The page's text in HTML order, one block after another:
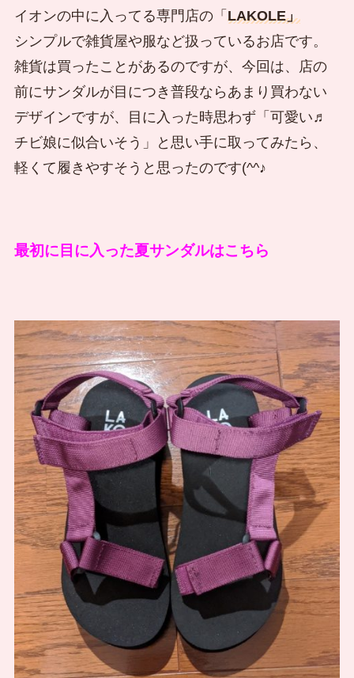
イオンの中に入ってる専門店の「 LAKOLE」
シンプルで雑貨屋や服など扱っているお店です。
雑貨は買ったことがあるのですが、今回は、店の
前にサンダルが目につき普段ならあまり買わない
デザインですが、目に入った時思わず「可愛い♬
チビ娘に似合いそう」と思い手に取ってみたら、
軽くて履きやすそうと思ったのです(^^♪
最初に目に入った夏サンダルはこちら